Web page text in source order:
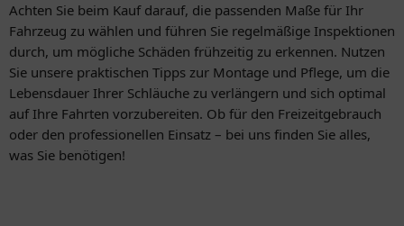
Achten Sie beim Kauf darauf, die passenden Maße für Ihr
Fahrzeug zu wählen und führen Sie regelmäßige Inspektionen
durch, um mögliche Schäden frühzeitig zu erkennen. Nutzen
Sie unsere praktischen Tipps zur Montage und Pflege, um die
Lebensdauer Ihrer Schläuche zu verlängern und sich optimal
auf Ihre Fahrten vorzubereiten. Ob für den Freizeitgebrauch
oder den professionellen Einsatz – bei uns finden Sie alles,
was Sie benötigen!